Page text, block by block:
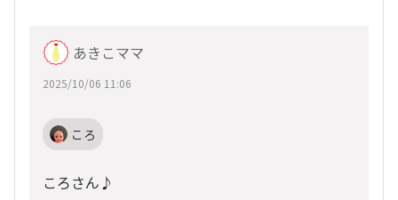
あきこママ
2025/10/06 11:06
ころ
ころさん♪